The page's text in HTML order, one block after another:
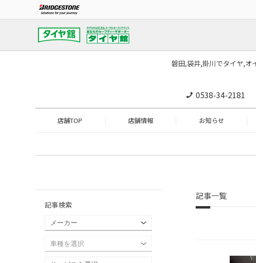
磐田,袋井,掛川でタイヤ,オ
0538-34-2181
店舗TOP 店舗情報 お知らせ
記事一覧
記事検索